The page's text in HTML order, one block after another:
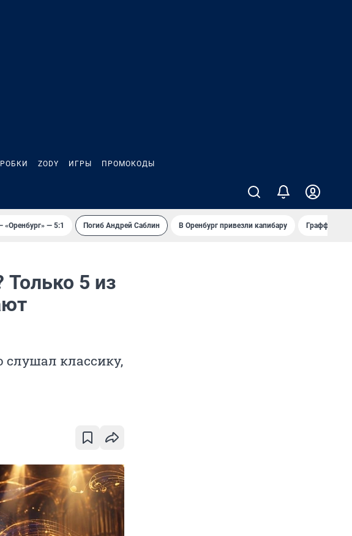
ZODY ИГРЫ ПРОМОКОДЫ
«Оренбург» — 5:1 Погиб Андрей Саблин В Оренбург привезли капибару Граффити и
5 из
слушал классику,